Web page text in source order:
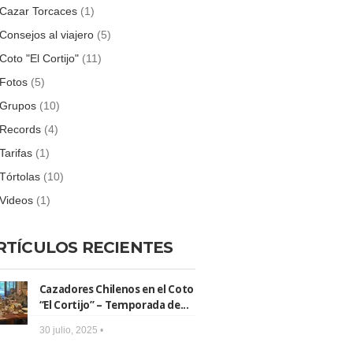
Torcaces(1)
al viajero(5)
"El Cortijo"(11)
(5)
(10)
(4)
(1)
(10)
(1)
RECIENTES
Cazadores Chilenos en el Coto
“El Cortijo” – Temporada de...
30 julio, 2025 •